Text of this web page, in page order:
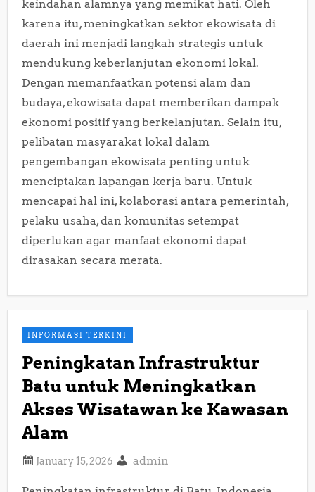
keindahan alamnya yang memikat hati. Oleh
karena itu, meningkatkan sektor ekowisata di
daerah ini menjadi langkah strategis untuk
mendukung keberlanjutan ekonomi lokal.
Dengan memanfaatkan potensi alam dan
budaya, ekowisata dapat memberikan dampak
ekonomi positif yang berkelanjutan. Selain itu,
pelibatan masyarakat lokal dalam
pengembangan ekowisata penting untuk
menciptakan lapangan kerja baru. Untuk
mencapai hal ini, kolaborasi antara pemerintah,
pelaku usaha, dan komunitas setempat
diperlukan agar manfaat ekonomi dapat
dirasakan secara merata.
INFORMASI TERKINI
Peningkatan Infrastruktur
Batu untuk Meningkatkan
Akses Wisatawan ke Kawasan
Alam
admin